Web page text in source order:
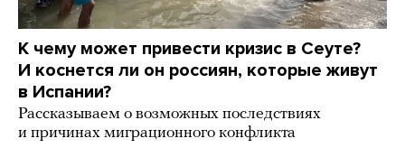
К чему может привести кризис в Сеуте?
И коснется ли он россиян, которые живут
в Испании?
Рассказываем о возможных последствиях
и причинах миграционного конфликта